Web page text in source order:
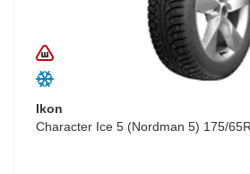
Ikon
Character Ice 5 (Nordman 5) 175/